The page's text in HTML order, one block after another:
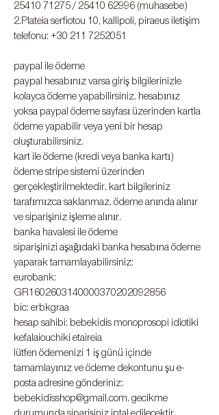
25410 71275 / 25410 62996 (muhasebe)
2.Plateia serfiotou 10, kallipoli, piraeus iletişim
telefonu: +30 211 7252051
paypal ile ödeme
paypal hesabınız varsa giriş bilgilerinizle
kolayca ödeme yapabilirsiniz. hesabınız
yoksa paypal ödeme sayfası üzerinden kartla
ödeme yapabilir veya yeni bir hesap
oluşturabilirsiniz.
kart ile ödeme (kredi veya banka kartı)
ödeme stripe sistemi üzerinden
gerçekleştirilmektedir. kart bilgileriniz
tarafımızca saklanmaz. ödeme anında alınır
ve siparişiniz işleme alınır.
banka havalesi ile ödeme
siparişinizi aşağıdaki banka hesabına ödeme
yaparak tamamlayabilirsiniz:
eurobank:
GR1602603140000370202092856
bic: erbkgraa
hesap sahibi: bebekidis monoprosopi idiotiki
kefalaiouchiki etaireia
lütfen ödemenizi 1 iş günü içinde
tamamlayınız ve ödeme dekontunu şu e-
posta adresine gönderiniz:
bebekidisshop@gmail.com. gecikme